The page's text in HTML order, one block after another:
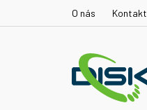
O nás Kontakt